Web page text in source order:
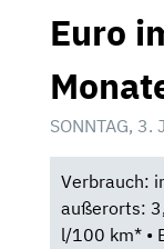
Euro
SONNTAG,
Verbrauch:
außerorts:
l/100 km* •